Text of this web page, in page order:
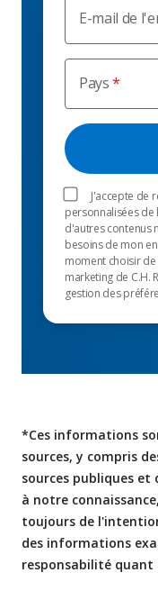
E-mail de
Pays
J'accepte de
personnalisées de
d'autres contenus
besoins de mon
moment choisir
marketing de C.H.
gestion des
*Ces informations
sources, y compris
sources publiques et
à notre
toujours de
des informations
responsabilité